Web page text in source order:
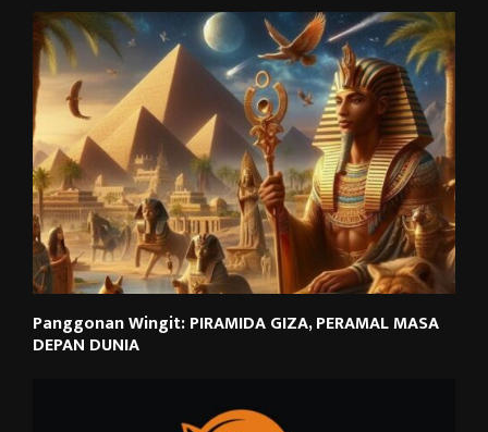
Panggonan Wingit: PIRAMIDA GIZA, PERAMAL MASA
DEPAN DUNIA